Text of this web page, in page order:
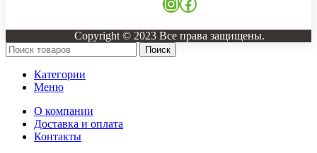
Copyright © 2023 Все права защищены.
Поиск
Категории
Меню
О компании
Доставка и оплата
Контакты